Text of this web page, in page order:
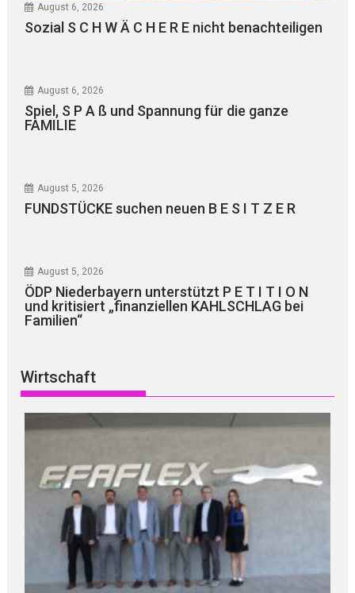
August 6, 2026
Sozial S C H W Ä C H E R E nicht benachteiligen
August 6, 2026
Spiel, S P A ß und Spannung für die ganze
FAMILIE
August 5, 2026
FUNDSTÜCKE suchen neuen B E S I T Z E R
August 5, 2026
ÖDP Niederbayern unterstützt P E T I T I O N
und kritisiert „finanziellen KAHLSCHLAG bei
Familien“
Wirtschaft